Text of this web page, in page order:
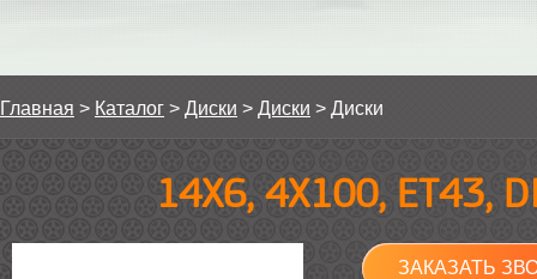
Главная > Каталог > Диски > Диски > Диски
14Х6, 4Х100, ET43,
ЗАКАЗАТЬ